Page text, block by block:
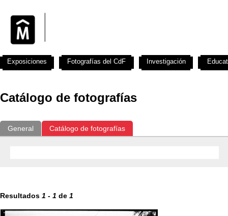
Catálogo de fotografías
General Catálogo de fotografías
Resultados 1 - 1 de 1
Exposiciones Fotografías del CdF Investigación